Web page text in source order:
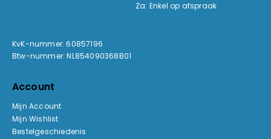
Za: Enkel op afspraak
KvK-nummer: 60857196
Btw-nummer: NL854090368B01
Account
Mijn Account
Mijn Wishlist
Bestelgeschiedenis